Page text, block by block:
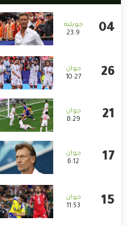
23:9
10:27
8:29
6:12
11:53